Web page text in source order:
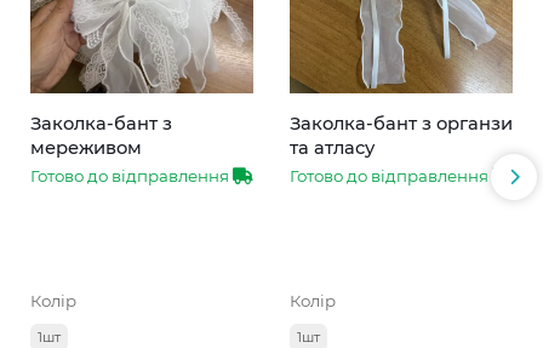
Заколка-бант з
мереживом
Готово до відправлення
Колір
1шт
Заколка-бант з органзи
та атласу
Готово до відправлення
Колір
1шт